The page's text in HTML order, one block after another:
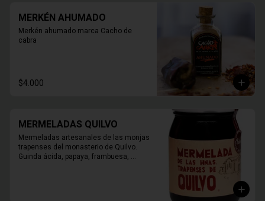
MERKÉN AHUMADO
Merkén ahumado marca Cacho de
cabra
$4.000
MERMELADAS QUILVO
Mermeladas artesanales de las monjas
trapenses del monasterio de Quilvo.
Guinda ácida, papaya, frambuesa,